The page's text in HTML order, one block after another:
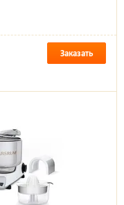
Заказать